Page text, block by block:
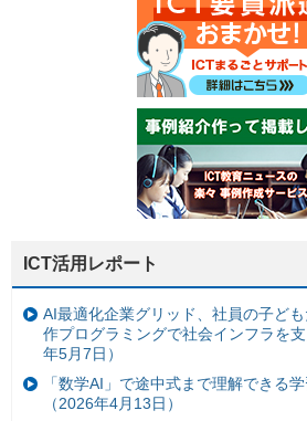
ICT活用レポート
AI最適化企業グリッド、社員の子ど
作プログラミングで社会インフラを
年5月7日）
「数学AI」で途中式まで理解できる
（2026年4月13日）